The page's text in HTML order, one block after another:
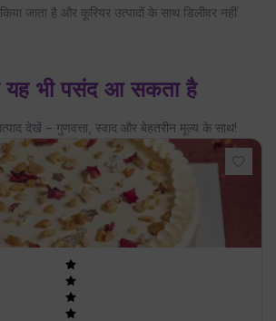
देखें – गुणवत्ता, स्वाद और बेहतरीन मूल्य के साथ!
(5)